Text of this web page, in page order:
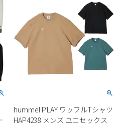
hummel PLAY ワッフルTシャツ
HAP4238 メンズ ユニセックス